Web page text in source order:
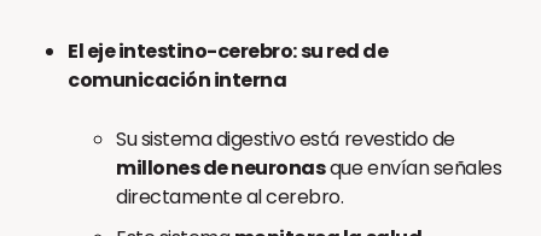
El eje intestino-cerebro: su red de
comunicación interna
Su sistema digestivo está revestido de
millones de neuronasque envían señales
directamente al cerebro.